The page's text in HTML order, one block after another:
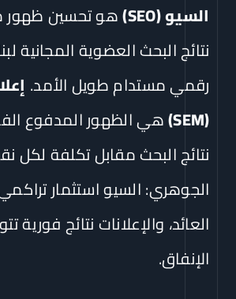
السيو (SEO)
هو تحسين
نتائج البحث العضوية المجانية
رقمي مستدام طويل الأمد.
(SEM)
هي الظهور المدفوع
نتائج البحث مقابل تكلفة لكل
الجوهري: السيو استثمار
العائد، والإعلانات نتائج
الإنفاق.